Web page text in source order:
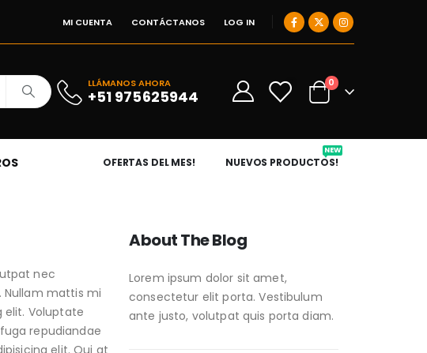
MI CUENTA CONTÁCTANOS LOG IN
LLÁMANOS AHORA
+51 975625944
0 0
OFERTAS DEL MES! NUEVOS PRODUCTOS!
NEW
nec
Nullam mattis mi
elit. Voluptate
repudiandae
elit. Qui at
About The Blog
Lorem ipsum dolor sit amet,
consectetur elit porta. Vestibulum
ante justo, volutpat quis porta diam.